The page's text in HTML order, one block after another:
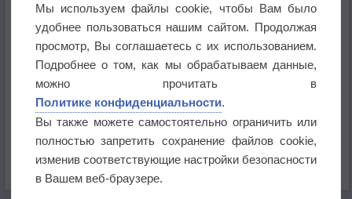
Европейские столицы бьют рекорды жары
Впервые за 155 лет в Лондоне в течение месяца
не выпадал дождь
Лето продолжит щедро раздавать своё тепло!
Мы используем файлы cookie, чтобы Вам было
удобнее пользоваться нашим сайтом. Продолжая
просмотр, Вы соглашаетесь с их использованием.
Подробнее о том, как мы обрабатываем данные,
можно прочитать в
Политике конфиденциальности.
Вы также можете самостоятельно ограничить или
полностью запретить сохранение файлов cookie,
изменив соответствующие настройки безопасности
в Вашем веб-браузере.